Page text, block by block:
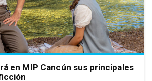
en MIP Cancún sus principales